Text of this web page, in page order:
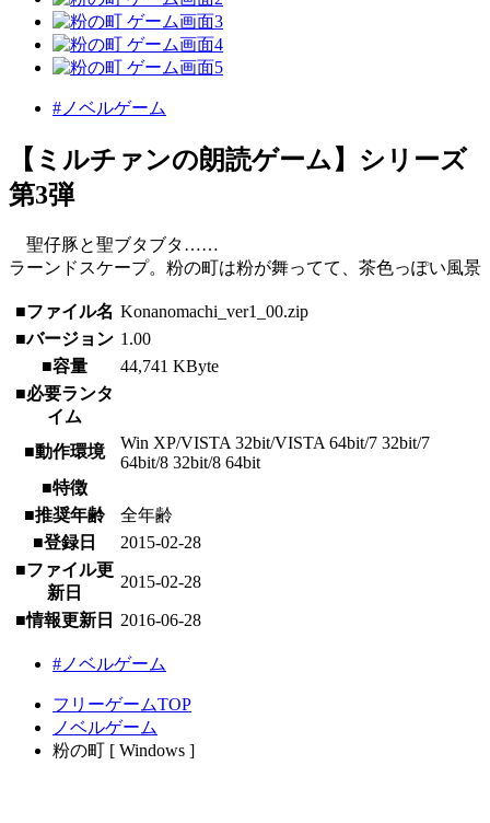
#ノベルゲーム
【ミルチァンの朗読ゲーム】シリーズ
第3弾
聖仔豚と聖ブタブタ……
ラーンドスケープ。粉の町は粉が舞ってて、茶色っぽい風景
■ファイル名 Konanomachi_ver1_00.zip
■バージョン 1.00
■容量
44,741 KByte
■必要ランタ
イム
■動作環境
Win XP/VISTA 32bit/VISTA 64bit/7 32bit/7
64bit/8 32bit/8 64bit
■特徴
■推奨年齢
全年齢
■登録日
2015-02-28
■ファイル更
新日
2015-02-28
■情報更新日 2016-06-28
#ノベルゲーム
フリーゲームTOP
ノベルゲーム
粉の町 [ Windows ]